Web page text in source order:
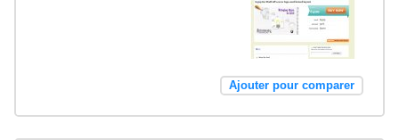
Ajouter pour comparer